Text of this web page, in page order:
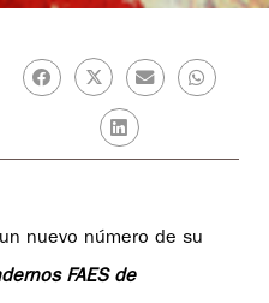
nuevo número de su
FAES de